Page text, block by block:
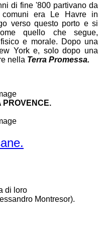
di fine '800 partivano da
era Le Havre in
verso questo porto e si
quello che segue,
e morale. Dopo una
York e, solo dopo una
nella Terra Promessa.
PROVENCE.
di loro
Montresor).